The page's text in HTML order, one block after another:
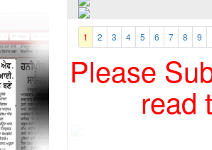
1 2 3 4 5 6 7 8 9
Please
read